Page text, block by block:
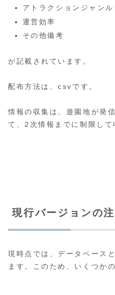
アトラクションジャンル
運営効率
その他備考
が記載されています。
配布方法は、csvです。
情報の収集は、遊園地が発
て、2次情報までに制限して
現行バージョンの
現時点では、データベース
ます。このため、いくつか